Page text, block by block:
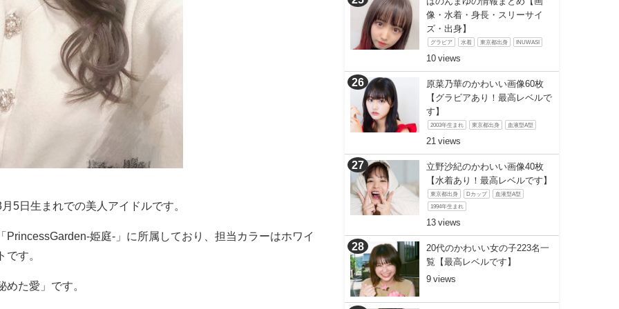
5日生まれでの美人アイドルです。
PrincessGarden-姫庭-」に所属しており、担当カラーはホワイ
です。
た愛」です。
像・水着・身長・スリーサイ
ズ・出身】
グラビア 水着 東京都出身 INUWASI
10
原菜乃華のかわいい画像60枚
【グラビアあり！最高レベルで
す】
2003年生まれ 東京都出身 血液型A型
21
立野沙紀のかわいい画像40枚
【水着あり！最高レベルです】
東京都出身 Dカップ 血液型A型
1994年生まれ
13
20代のかわいい女の子223名一
覧【最高レベルです】
9